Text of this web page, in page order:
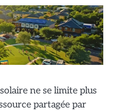
ne se limite plus
partagée par